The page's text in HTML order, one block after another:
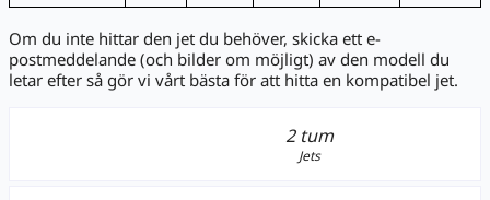
Om du inte hittar den jet du behöver, skicka ett e-
postmeddelande (och bilder om möjligt) av den modell du
letar efter så gör vi vårt bästa för att hitta en kompatibel jet.
2 tum
Jets